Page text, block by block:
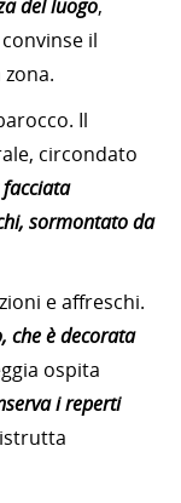
del luogo,
il
Il
circondato
sormontato da
e affreschi.
che è decorata
ospita
i reperti